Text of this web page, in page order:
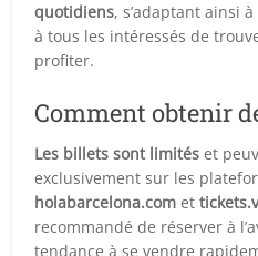
quotidiens, s’adaptant ainsi
à tous les intéressés de
profiter.
Comment obtenir
Les billets sont limités et
exclusivement sur les
holabarcelona.com et
recommandé de réserver à
tendance à se vendre